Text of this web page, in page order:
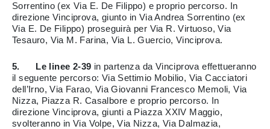
Sorrentino (ex Via E. De Filippo) e proprio percorso. In
direzione Vinciprova, giunto in Via Andrea Sorrentino (ex
Via E. De Filippo) proseguirà per Via R. Virtuoso, Via
Tesauro, Via M. Farina, Via L. Guercio, Vinciprova.
5. Le linee 2-39 in partenza da Vinciprova effettueranno
il seguente percorso: Via Settimio Mobilio, Via Cacciatori
dell’Irno, Via Farao, Via Giovanni Francesco Memoli, Via
Nizza, Piazza R. Casalbore e proprio percorso. In
direzione Vinciprova, giunti a Piazza XXIV Maggio,
svolteranno in Via Volpe, Via Nizza, Via Dalmazia,